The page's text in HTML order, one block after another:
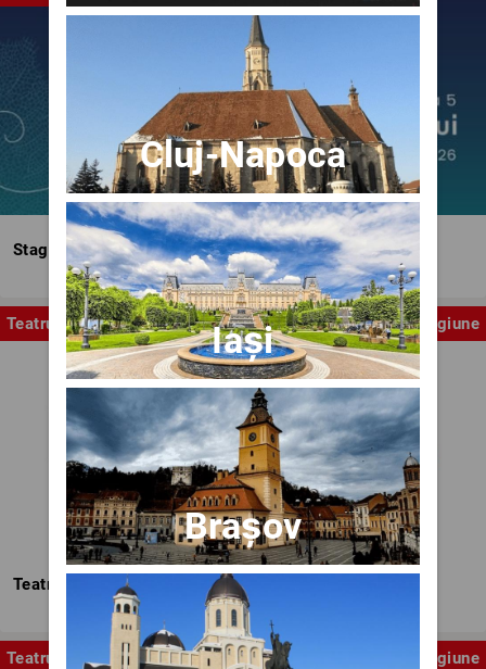
Stagiunea Estivală a Artelor Spectacolului
Teatru Stagiune
Teatrul Nottara
Teatru Stagiune
Cluj-Napoca
Iași
Brașov